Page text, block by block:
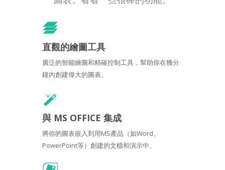
直觀的繪圖工具
廣泛的智能繪圖和精確控制工具，幫助你在幾分
鐘內創建偉大的圖表。
與 MS OFFICE 集成
將你的圖表嵌入到用MS產品（如Word、
PowerPoint等）創建的文檔和演示中。